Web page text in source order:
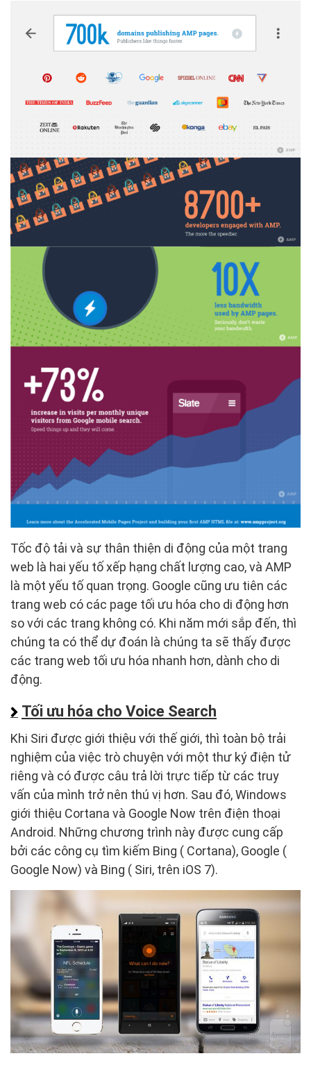
Tốc độ tải và sự thân thiện di động của một trang
web là hai yếu tố xếp hạng chất lượng cao, và AMP
là một yếu tố quan trọng. Google cũng ưu tiên các
trang web có các page tối ưu hóa cho di động hơn
so với các trang không có. Khi năm mới sắp đến, thì
chúng ta có thể dự đoán là chúng ta sẽ thấy được
các trang web tối ưu hóa nhanh hơn, dành cho di
động.
Tối ưu hóa cho Voice Search
Khi Siri được giới thiệu với thế giới, thì toàn bộ trải
nghiệm của việc trò chuyện với một thư ký điện tử
riêng và có được câu trả lời trực tiếp từ các truy
vấn của mình trở nên thú vị hơn. Sau đó, Windows
giới thiệu Cortana và Google Now trên điện thoại
Android. Những chương trình này được cung cấp
bởi các công cụ tìm kiếm Bing ( Cortana), Google (
Google Now) và Bing ( Siri, trên iOS 7).